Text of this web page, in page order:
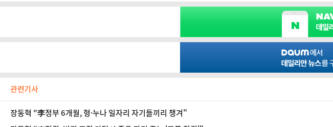
관련기사
장동혁 "李정부 6개월, 형·누나 일자리 자기들끼리 챙겨"